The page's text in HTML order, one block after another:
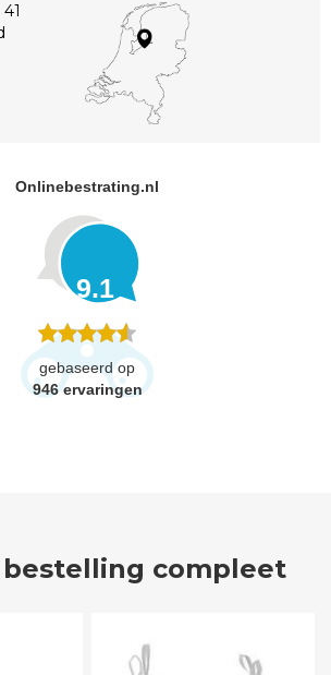
Onlinebestrating.nl
9.1
gebaseerd op
946 ervaringen
bestelling compleet